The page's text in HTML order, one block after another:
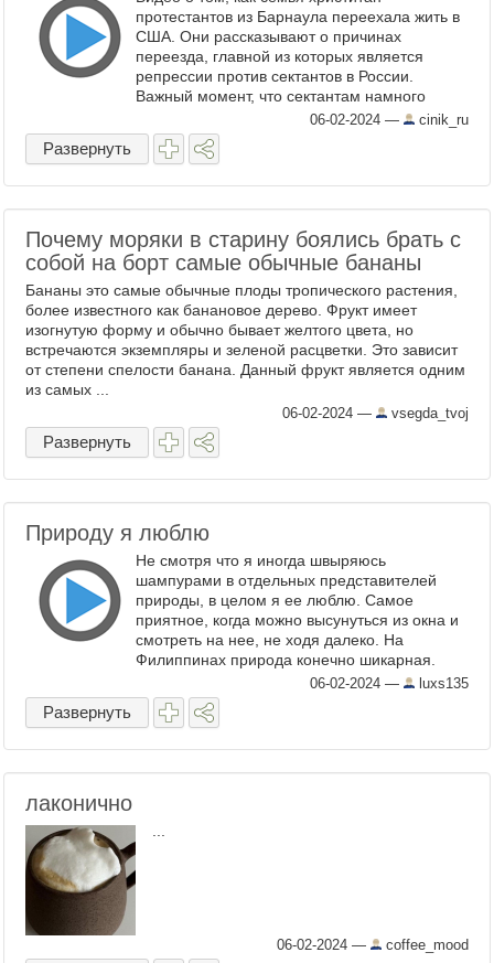
протестантов из Барнаула переехала жить в
США. Они рассказывают о причинах
переезда, главной из которых является
репрессии против сектантов в России.
Важный момент, что сектантам намного
проще получить убежище в США, чем,
например, православным из РПЦ. ...
06-02-2024 — cinik_ru
Развернуть
Почему моряки в старину боялись брать с
собой на борт самые обычные бананы
Бананы это самые обычные плоды тропического растения,
более известного как банановое дерево. Фрукт имеет
изогнутую форму и обычно бывает желтого цвета, но
встречаются экземпляры и зеленой расцветки. Это зависит
от степени спелости банана. Данный фрукт является одним
из самых ...
06-02-2024 — vsegda_tvoj
Развернуть
Природу я люблю
Не смотря что я иногда швыряюсь
шампурами в отдельных представителей
природы, в целом я ее люблю. Самое
приятное, когда можно высунуться из окна и
смотреть на нее, не ходя далеко. На
Филиппинах природа конечно шикарная.
Особенно по бабочкам. Да и птички тоже
красивые. А вот вам желтый ...
06-02-2024 — luxs135
Развернуть
лаконично
06-02-2024 — coffee_mood